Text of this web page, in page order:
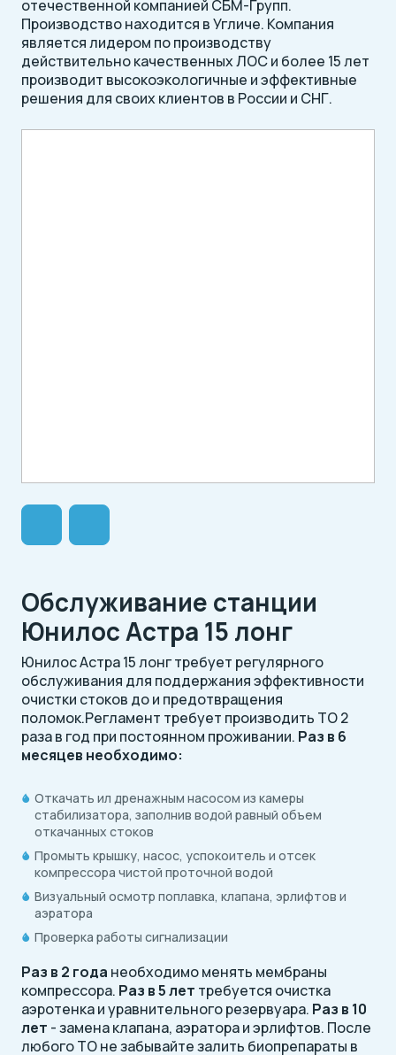
отечественной компанией СБМ-Групп.
Производство находится в Угличе. Компания
является лидером по производству
действительно качественных ЛОС и более 15 лет
производит высокоэкологичные и эффективные
решения для своих клиентов в России и СНГ.
Обслуживание станции
Юнилос Астра 15 лонг
Юнилос Астра 15 лонг требует регулярного
обслуживания для поддержания эффективности
очистки стоков до и предотвращения
поломок.Регламент требует производить ТО 2
раза в год при постоянном проживании. Раз в 6
месяцев необходимо:
Откачать ил дренажным насосом из камеры
стабилизатора, заполнив водой равный объем
откачанных стоков
Промыть крышку, насос, успокоитель и отсек
компрессора чистой проточной водой
Визуальный осмотр поплавка, клапана, эрлифтов и
аэратора
Проверка работы сигнализации
Раз в 2 года необходимо менять мембраны
компрессора. Раз в 5 лет требуется очистка
аэротенка и уравнительного резервуара. Раз в 10
лет - замена клапана, аэратора и эрлифтов. После
любого ТО не забывайте залить биопрепараты в